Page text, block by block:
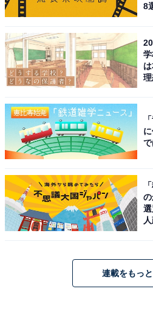
Stage1 トップがふくらみ
8
連載をもっ